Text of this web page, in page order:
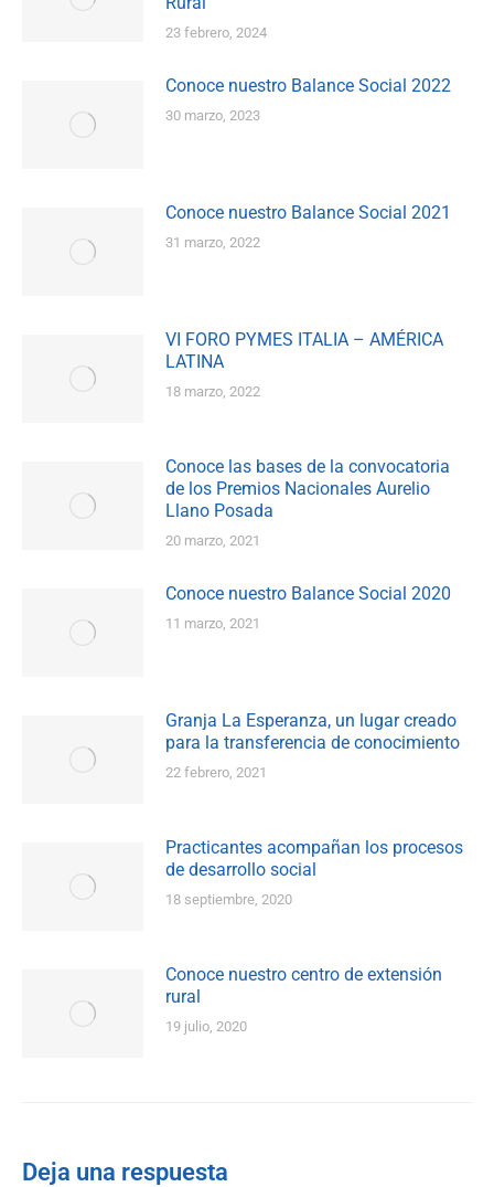
23 febrero, 2024
Conoce nuestro Balance Social 2022
30 marzo, 2023
Conoce nuestro Balance Social 2021
31 marzo, 2022
VI FORO PYMES ITALIA – AMÉRICA
LATINA
18 marzo, 2022
Conoce las bases de la convocatoria
de los Premios Nacionales Aurelio
Llano Posada
20 marzo, 2021
Conoce nuestro Balance Social 2020
11 marzo, 2021
Granja La Esperanza, un lugar creado
para la transferencia de conocimiento
22 febrero, 2021
Practicantes acompañan los procesos
de desarrollo social
18 septiembre, 2020
Conoce nuestro centro de extensión
rural
19 julio, 2020
Deja una respuesta